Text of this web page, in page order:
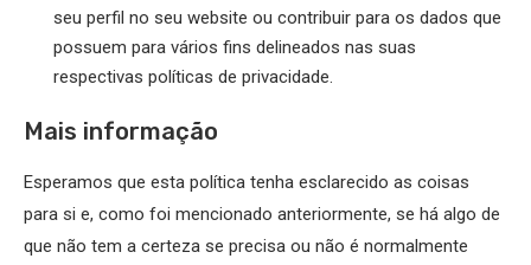
seu perfil no seu website ou contribuir para os dados que
possuem para vários fins delineados nas suas
respectivas políticas de privacidade.
Mais informação
Esperamos que esta política tenha esclarecido as coisas
para si e, como foi mencionado anteriormente, se há algo de
que não tem a certeza se precisa ou não é normalmente